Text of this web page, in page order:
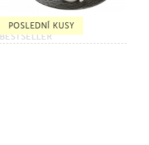
POSLEDNÍ KUSY
BESTSELLER